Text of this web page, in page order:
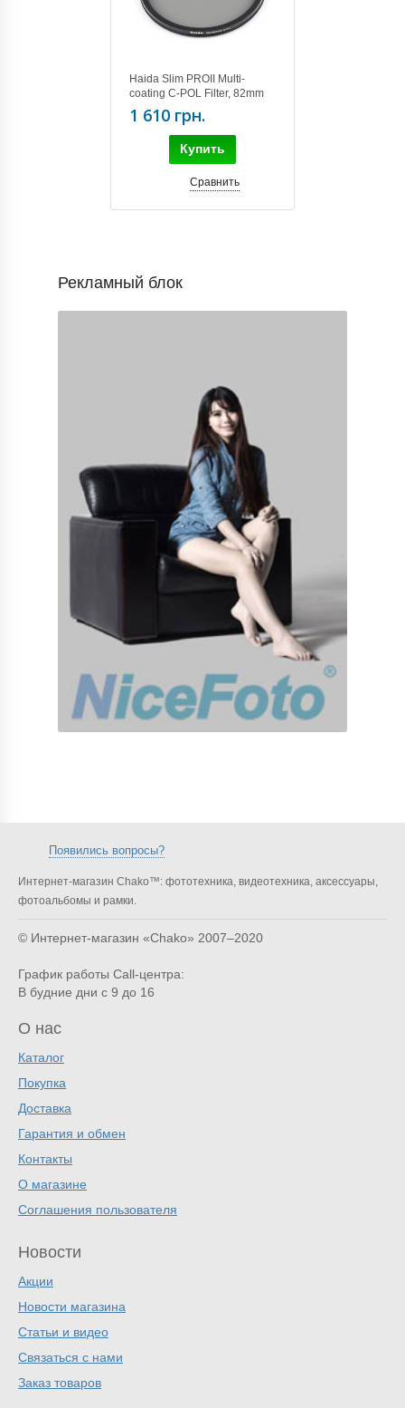
Haida Slim PROII Multi-
coating C-POL Filter, 82mm
1 610 грн.
Купить
Сравнить
Рекламный блок
Появились вопросы?
Интернет-магазин Chako™: фототехника, видеотехника, аксессуары,
фотоальбомы и рамки.
© Интернет-магазин «Chako» 2007–2020
График работы Call-центра:
В будние дни с 9 до 16
О нас
Каталог
Покупка
Доставка
Гарантия и обмен
Контакты
О магазине
Соглашения пользователя
Новости
Акции
Новости магазина
Статьи и видео
Связаться с нами
Заказ товаров